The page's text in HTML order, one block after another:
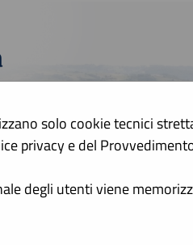
A A A
»Bandi e avvisi
solo cookie tecnici
privacy e del
degli utenti viene